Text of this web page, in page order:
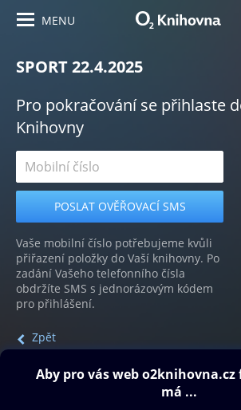
MENU
SPORT 22.4.2025
Pro pokračování se přihlaste
Knihovny
Vaše mobilní číslo potřebujeme kvůli
přiřazení položky do Vaší knihovny. Po
zadání Vašeho telefonního čísla
obdržíte SMS s jednorázovým kódem
pro přihlášení.
Zpět